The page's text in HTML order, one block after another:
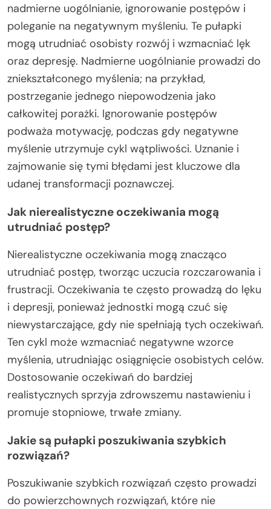
nadmierne uogólnianie, ignorowanie postępów i
poleganie na negatywnym myśleniu. Te pułapki
mogą utrudniać osobisty rozwój i wzmacniać lęk
oraz depresję. Nadmierne uogólnianie prowadzi do
zniekształconego myślenia; na przykład,
postrzeganie jednego niepowodzenia jako
całkowitej porażki. Ignorowanie postępów
podważa motywację, podczas gdy negatywne
myślenie utrzymuje cykl wątpliwości. Uznanie i
zajmowanie się tymi błędami jest kluczowe dla
udanej transformacji poznawczej.
Jak nierealistyczne oczekiwania mogą
utrudniać postęp?
Nierealistyczne oczekiwania mogą znacząco
utrudniać postęp, tworząc uczucia rozczarowania i
frustracji. Oczekiwania te często prowadzą do lęku
i depresji, ponieważ jednostki mogą czuć się
niewystarczające, gdy nie spełniają tych oczekiwań.
Ten cykl może wzmacniać negatywne wzorce
myślenia, utrudniając osiągnięcie osobistych celów.
Dostosowanie oczekiwań do bardziej
realistycznych sprzyja zdrowszemu nastawieniu i
promuje stopniowe, trwałe zmiany.
Jakie są pułapki poszukiwania szybkich
rozwiązań?
Poszukiwanie szybkich rozwiązań często prowadzi
do powierzchownych rozwiązań, które nie